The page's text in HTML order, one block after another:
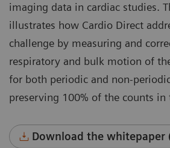
imaging data in cardiac studies.
illustrates how Cardio Direct
challenge by measuring and
respiratory and bulk motion of
for both periodic and non-
preserving 100% of the counts in
Download the whitepaper